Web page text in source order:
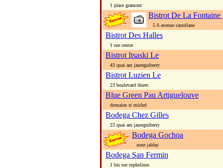
1 place gramont
Bistrot De La Fontaine
5 6 avenue castellane
Bistrot Des Halles
1 rue centre
Bistrot Itsaski Le
43 quai am jaureguiberry
Bistrot Luzien Le
23 boulevard thiers
Blue Green Pau Artiguelouve
domaine st michel
Bodega Chez Gilles
23 quai am jaureguiberry
Bodega Gochoa
zone jalday
Bodega San Fermin
1 bis rue orphelines